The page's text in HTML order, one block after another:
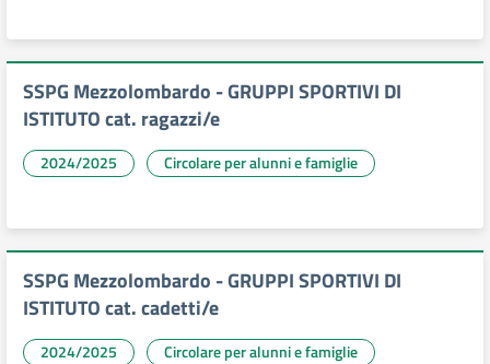
SSPG Mezzolombardo - GRUPPI SPORTIVI DI
ISTITUTO cat. ragazzi/e
2024/2025 Circolare per alunni e famiglie
SSPG Mezzolombardo - GRUPPI SPORTIVI DI
ISTITUTO cat. cadetti/e
2024/2025 Circolare per alunni e famiglie